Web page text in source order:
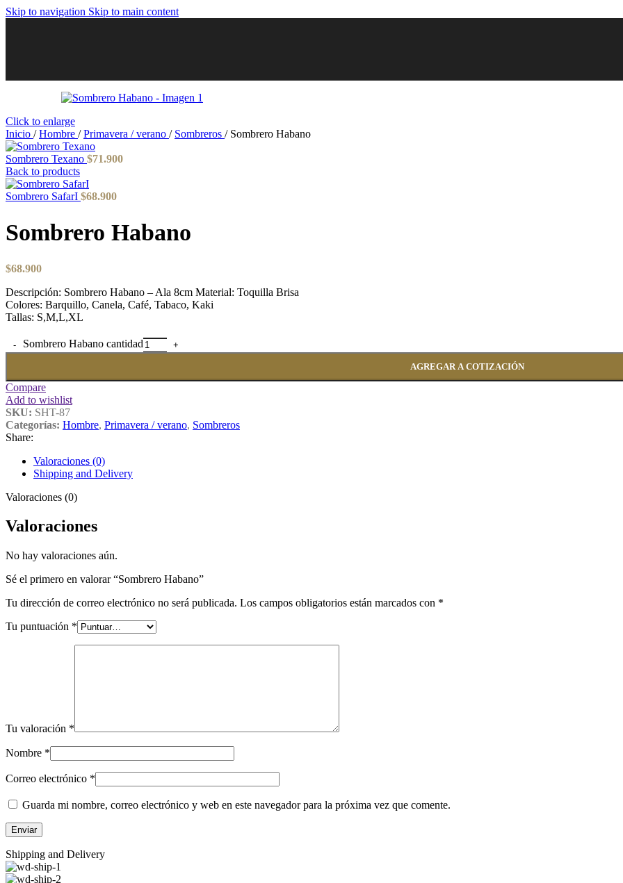
Skip to navigation Skip to main content
Click to enlarge
Inicio / Hombre / Primavera / verano / Sombreros / Sombrero Habano
Sombrero Texano $71.900
Back to products
Sombrero SafarI $68.900
Sombrero Habano
$68.900
Descripción: Sombrero Habano – Ala 8cm Material: Toquilla Brisa
Colores: Barquillo, Canela, Café, Tabaco, Kaki
Tallas: S,M,L,XL
Sombrero Habano cantidad
AGREGAR A COTIZACIÓN
Compare
Add to wishlist
SKU: SHT-87
Categorías: Hombre, Primavera / verano, Sombreros
Share:
Valoraciones (0)
Shipping and Delivery
Valoraciones (0)
Valoraciones
No hay valoraciones aún.
Sé el primero en valorar “Sombrero Habano”
Tu dirección de correo electrónico no será publicada. Los campos obligatorios están marcados con *
Tu puntuación *
Tu valoración *
Nombre *
Correo electrónico *
Guarda mi nombre, correo electrónico y web en este navegador para la próxima vez que comente.
Shipping and Delivery